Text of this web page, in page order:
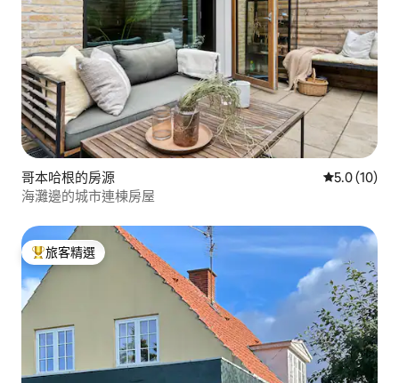
哥本哈根的房源 從 10 則評
5.0 (10)
海灘邊的城市連棟房屋
旅客精選榜首
旅客精選